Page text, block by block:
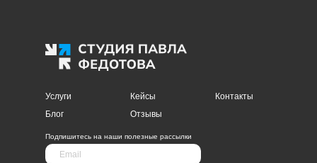
Услуги Кейсы
Отзывы
Блог
Контакты
Подпишитесь на наши полезные рассылки